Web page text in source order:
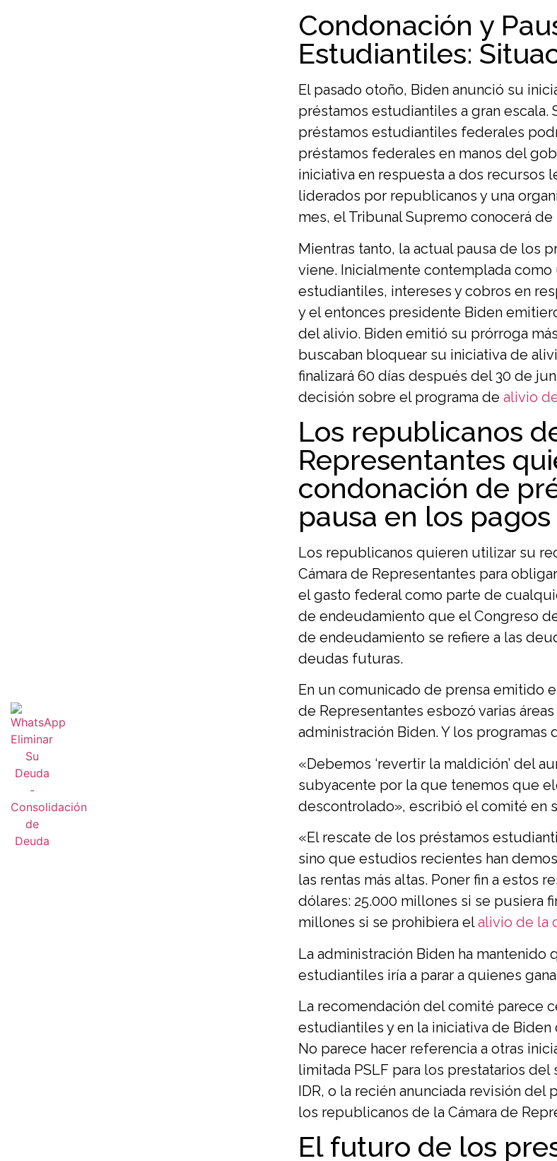
Condonación y
Estudiantiles:
El pasado otoño, Biden anunció su
préstamos estudiantiles a gran
préstamos estudiantiles federales
préstamos federales en manos del
iniciativa en respuesta a dos recursos
liderados por republicanos y una
mes, el Tribunal Supremo conocerá
Mientras tanto, la actual pausa de los
viene. Inicialmente contemplada
estudiantiles, intereses y cobros en
y el entonces presidente Biden
del alivio. Biden emitió su prórroga
buscaban bloquear su iniciativa de
finalizará 60 días después del 30 de
decisión sobre el programa de alivio
Los republicanos
Representantes
condonación de
pausa en los pagos
Los republicanos quieren utilizar su
Cámara de Representantes para
el gasto federal como parte de
de endeudamiento que el Congreso
de endeudamiento se refiere a las
deudas futuras.
En un comunicado de prensa emitido
de Representantes esbozó varias
administración Biden. Y los
«Debemos ‘revertir la maldición’ del
subyacente por la que tenemos que
descontrolado», escribió el comité en
«El rescate de los préstamos
sino que estudios recientes han
las rentas más altas. Poner fin a estos
dólares: 25.000 millones si se pusiera
millones si se prohibiera elalivio de la
La administración Biden ha
estudiantiles iría a parar a quienes
La recomendación del comité parece
estudiantiles y en la iniciativa de
No parece hacer referencia a otras
limitada PSLF para los prestatarios
IDR, o la recién anunciada revisión
los republicanos de la Cámara de
El futuro de los